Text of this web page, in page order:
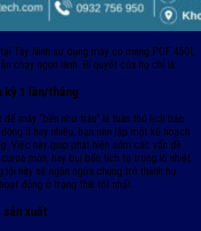
Tây Ninh sử dụng máy co màng POF 450L
chạy ngon lành. Bí quyết của họ chỉ là:
1 lần/tháng
để máy “bền như trâu” là tuân thủ lịch bảo
ít hay nhiều, bạn nên lập một kế hoạch
Việc này giúp phát hiện sớm các vấn đề
mòn, hay bụi bẩn tích tụ trong lò nhiệt.
này sẽ ngăn ngừa chúng trở thành hư
động ở trạng thái tốt nhất.
xuất